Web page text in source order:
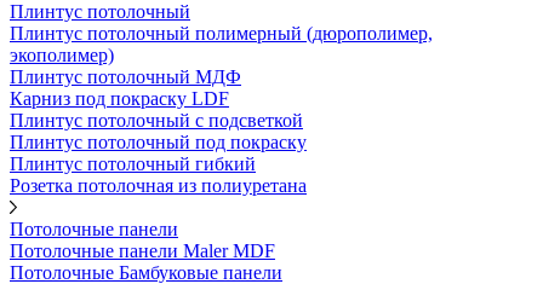
Плинтус потолочный
Плинтус потолочный полимерный (дюрополимер,
экополимер)
Плинтус потолочный МДФ
Карниз под покраску LDF
Плинтус потолочный с подсветкой
Плинтус потолочный под покраску
Плинтус потолочный гибкий
Розетка потолочная из полиуретана
Потолочные панели
Потолочные панели Maler MDF
Потолочные Бамбуковые панели